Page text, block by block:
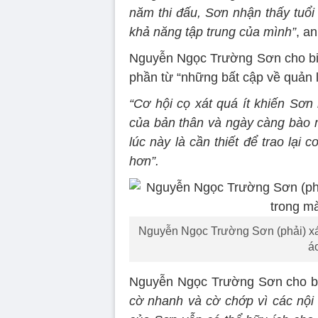
năm thi đấu, Sơn nhận thấy
khả năng tập trung của mình”,
Nguyễn Ngọc Trường Sơn cho
phần từ “những bất cập về
“Cơ hội cọ xát quá ít khiến
của bản thân và ngày càng bào
lúc này là cần thiết để trao lại
hơn”.
Nguyễn Ngọc Trường Sơn (phải)
Nguyễn Ngọc Trường Sơn cho
cờ nhanh và cờ chớp vì các